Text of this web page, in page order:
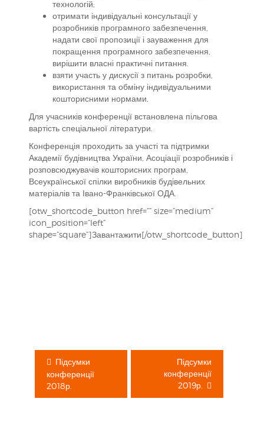
технологій;
отримати індивідуальні консультації у
розробників програмного забезпечення,
надати свої пропозиції і зауваження для
покращення програмного забезпечення,
вирішити власні практичні питання.
взяти участь у дискусії з питань розробки,
використання та обміну індивідуальними
кошторисними нормами.
Для учасників конференції встановлена пільгова
вартість спеціальної літератури.
Конференція проходить за участі та підтримки
Академії будівництва України, Асоціації розробників і
розповсюджувачів кошторисних програм,
Всеукраїнської спілки виробників будівельних
матеріалів та Івано-Франківської ОДА.
[otw_shortcode_button href=”” size=”medium”
icon_position=”left”
shape=”square”]Завантажити[/otw_shortcode_button]
Підсумки
конференції
2018р.
Підсумки
конференції
2019р.